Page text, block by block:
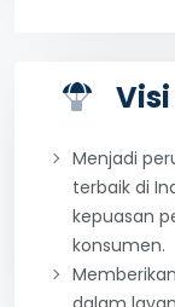
Visi
Menjadi
terbaik di
kepuasan
konsumen.